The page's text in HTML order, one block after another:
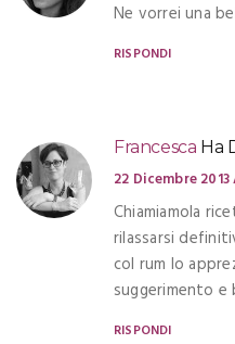
Ne vorrei una
RISPONDI
Francesca Ha
22 Dicembre 2013
Chiamiamola
rilassarsi
col rum lo
suggerimento
RISPONDI